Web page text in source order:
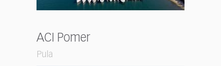
ACI Pomer
Pula